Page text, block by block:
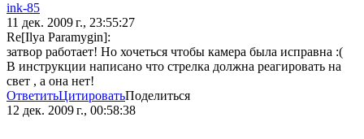
ink-85
11 дек. 2009 г., 23:55:27
Re[Ilya Paramygin]:
затвор работает! Но хочеться чтобы камера была исправна :(
В инструкции написано что стрелка должна реагировать на
свет , а она нет!
ОтветитьЦитироватьПоделиться
12 дек. 2009 г., 00:58:38